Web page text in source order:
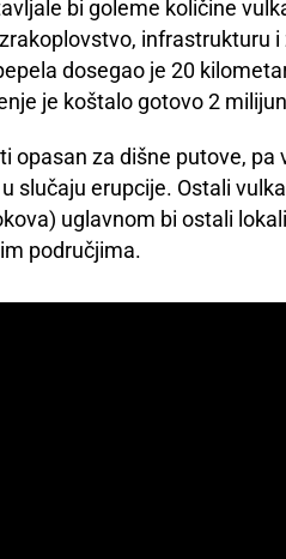
bi goleme količine
infrastrukturu
dosegao je 20
je koštalo gotovo 2
opasan za dišne putove,
slučaju erupcije. Ostali
uglavnom bi ostali
područjima.